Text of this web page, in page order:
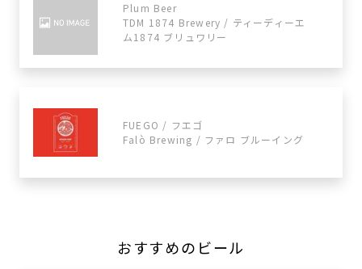
Plum Beer
TDM 1874 Brewery / ティーディーエ
ム1874 ブリュワリー
FUEGO / フエゴ
Falò Brewing / ファロ ブルーイング
おすすめのビール